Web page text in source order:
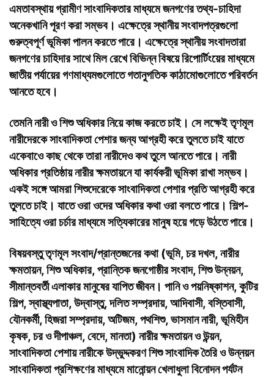
এমতাবস্থায় গ্রামীণ সাংবাদিকতার মাধ্যমে জনগণের তথ্য-চাহিদা
অনেকখানি পূরণ করা সম্ভব। এক্ষেত্রে স্থানীয় সংবাদপত্রগুলো
গুরুত্বপূর্ণ ভূমিকা পালন করতে পারে। এক্ষেত্রে স্থানীয় সংবাদতারা
জনগণের চাহিদার সাথে মিল রেখে বিভিন্ন বিষয়ে রিপোর্টিংয়ের মাধ্যমে
জাতীয় পর্যায়ের গণমাধ্যমগুলোতে গতানুগতিক কাঠামোগুলোতে পরিবর্তন
আনতে হবে।
তেমনি নারী ও শিশু অধিকার নিয়ে কাজ করতে চাই। সে লক্ষেই তৃণমূল
নারীদেরকে সাংবাদিকতা পেশার জন্য আগ্রহী করে তুলতে চাই যাতে
একেবাওে কাছ থেকে তারা নারীদেও কথ তুলে আনতে পারে। নারী
অধিকার প্রতিষ্ঠায় নারীর ক্ষমতায়নে যা কার্যকরী ভূমিকা রাখা সম্ভব।
একই সঙ্গে আমরা শিশুদেরেকে সাংবাদিকতা পেশার প্রতি আগ্রহী করে
তুলতে চাই। যাতে ওরা ওদের অধিকার কথা ওরা বলতে পারে। শিল্প-
সাহিত্যে ওরা চর্চার মাধ্যমে সত্যিকারের মানুষ হয়ে গড়ে উঠতে পারে।
বিষয়বস্তুতৃণমূল সংবাদ/প্রান্তজনের কথা (ভূমি, চর দখল, নারীর
ক্ষমতায়ন, শিশু অধিকার, প্রান্তিক জনগোষ্ঠীর সংবাদ, শিশু উন্নয়ন,
সীমান্তবর্তী এলাকার মানুষের যাপিত জীবন। পানি ও পয়নিষ্কাশন, কুটির
শিল্প, স্বাস্থ্যপাতা, উদ্বাস্তু, দলিত সম্প্রদায়, আদিবাসী, বস্তিবাসী,
যৌনকর্মী, হিজরা সম্প্রদায়, অটিজম, পথশিশু, ভাসমান নারী, ভূমিহীন
কৃষক, চর ও দীপাঞ্চল, বেদে, মানতা) নারীর ক্ষমতায়ন ও উন্ন্য়ন,
সাংবাদিকতা পেশায় নারীকে উদ্ভুদ্দকরণ শিশু সাংবাদিক তৈরি ও উন্নয়ন
সাংবাদিকতা প্রশিক্ষণের মাধ্যমে মানোন্য়ন খেলাধুলা বিনোদন পর্যটন